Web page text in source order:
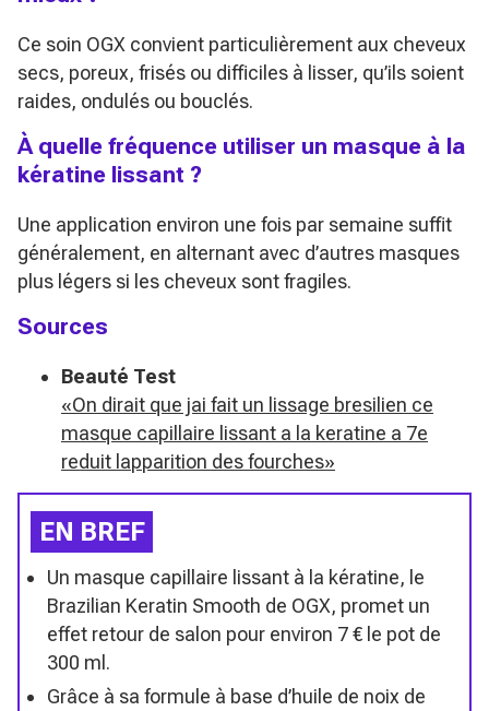
Ce soin OGX convient particulièrement aux cheveux
secs, poreux, frisés ou difficiles à lisser, qu’ils soient
raides, ondulés ou bouclés.
À quelle fréquence utiliser un masque à la
kératine lissant ?
Une application environ une fois par semaine suffit
généralement, en alternant avec d’autres masques
plus légers si les cheveux sont fragiles.
Sources
Beauté Test
«On dirait que jai fait un lissage bresilien ce
masque capillaire lissant a la keratine a 7e
reduit lapparition des fourches»
EN BREF
Un masque capillaire lissant à la kératine, le
Brazilian Keratin Smooth de OGX, promet un
effet retour de salon pour environ 7 € le pot de
300 ml.
Grâce à sa formule à base d’huile de noix de